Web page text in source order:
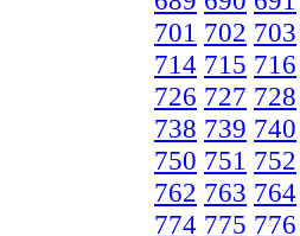
701 702 703
714 715 716
726 727 728
738 739 740
750 751 752
762 763 764
774 775 776